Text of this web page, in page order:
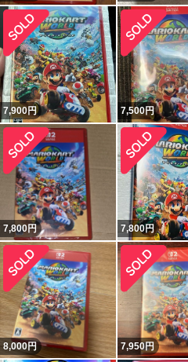
7,900円 7,500円
7,800円 7,800円
8,000円 7,950円